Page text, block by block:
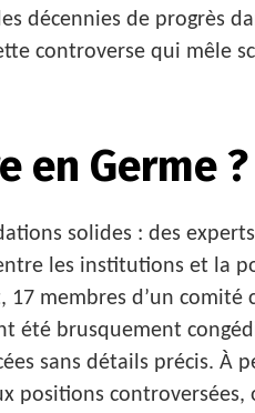
décennies de progrès
controverse qui mêle
en Germe ?
solides : des
les institutions et la
membres d’un comité
été brusquement
sans détails précis. À
positions controversées,